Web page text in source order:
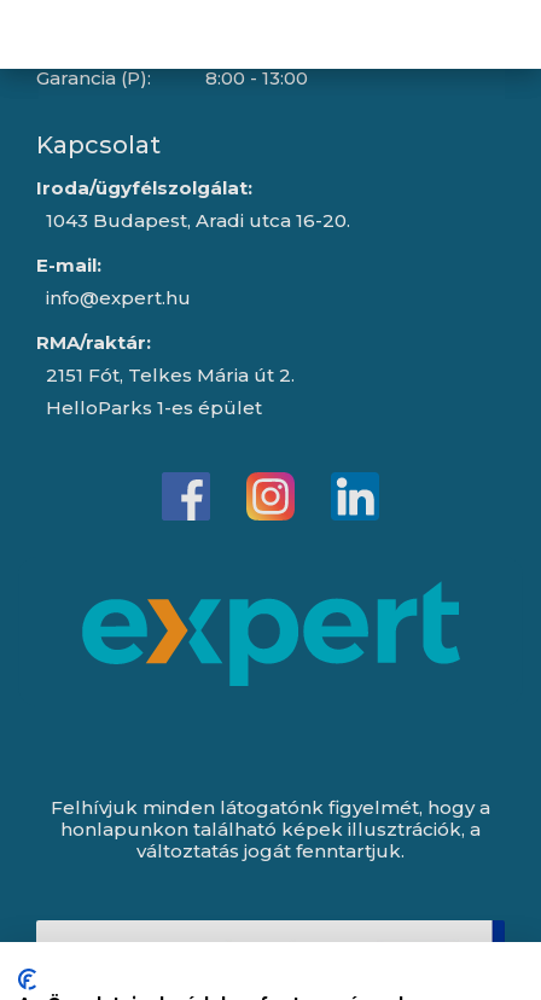
Garancia (P):
8:00 - 13:00
Kapcsolat
Iroda/ügyfélszolgálat:
1043 Budapest, Aradi utca 16-20.
E-mail:
info@expert.hu
RMA/raktár:
2151 Fót, Telkes Mária út 2.
HelloParks 1-es épület
Felhívjuk minden látogatónk figyelmét, hogy a
honlapunkon található képek illusztrációk, a
változtatás jogát fenntartjuk.